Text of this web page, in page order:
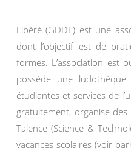
Libéré (GDDL) est une
dont l’objectif est de
formes. L’association est
possède une
étudiantes et services de
gratuitement, organise
Talence (Science &
vacances scolaires (voir